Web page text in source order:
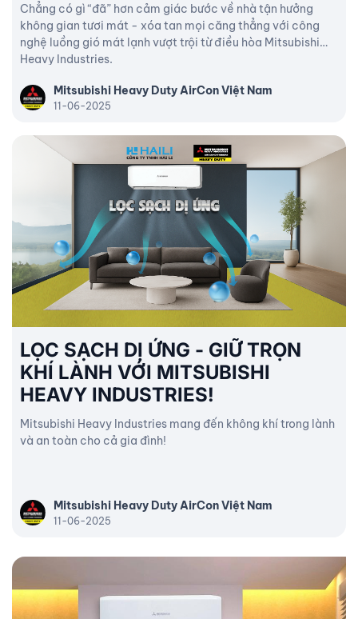
Chẳng có gì “đã” hơn cảm giác bước về nhà tận hưởng
không gian tươi mát - xóa tan mọi căng thẳng với công
nghệ luồng gió mát lạnh vượt trội từ điều hòa Mitsubishi
Heavy Industries.
Mitsubishi Heavy Duty AirCon Việt Nam
11-06-2025
LỌC SẠCH DỊ ỨNG - GIỮ TRỌN
KHÍ LÀNH VỚI MITSUBISHI
HEAVY INDUSTRIES!
Mitsubishi Heavy Industries mang đến không khí trong lành
và an toàn cho cả gia đình!
Mitsubishi Heavy Duty AirCon Việt Nam
11-06-2025